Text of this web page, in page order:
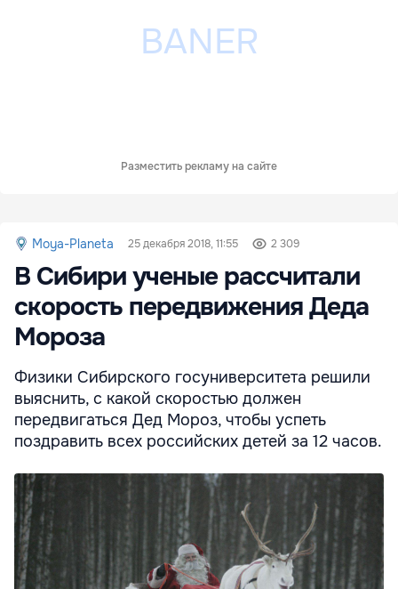
Разместить рекламу на сайте
Moya-Planeta 25 декабря 2018, 11:55 2 309
В Сибири ученые рассчитали
скорость передвижения Деда
Мороза
Физики Сибирского госуниверситета решили
выяснить, с какой скоростью должен
передвигаться Дед Мороз, чтобы успеть
поздравить всех российских детей за 12 часов.